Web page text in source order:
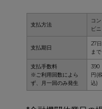
支払方法
コン
ビニ
支払期日
27日
まで
支払手数料
※ご利用回数によら
ず、月一回のみ発生
390
円(
込)